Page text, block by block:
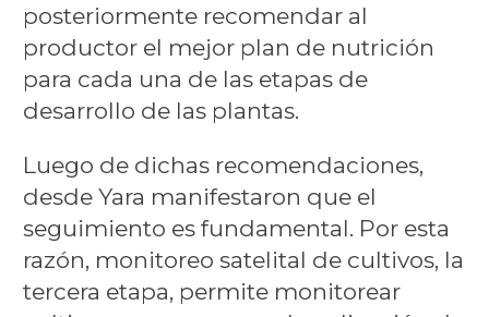
posteriormente recomendar al
productor el mejor plan de nutrición
para cada una de las etapas de
desarrollo de las plantas.
Luego de dichas recomendaciones,
desde Yara manifestaron que el
seguimiento es fundamental. Por esta
razón, monitoreo satelital de cultivos, la
tercera etapa, permite monitorear